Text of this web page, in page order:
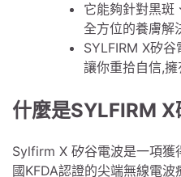
它能夠針對黑斑
全方位的養膚解
SYLFIRM X矽
讓你重拾自信,
什麼是SYLFIRM X
Sylfirm X 矽谷電波是一項獲
國KFDA認證的尖端無線電